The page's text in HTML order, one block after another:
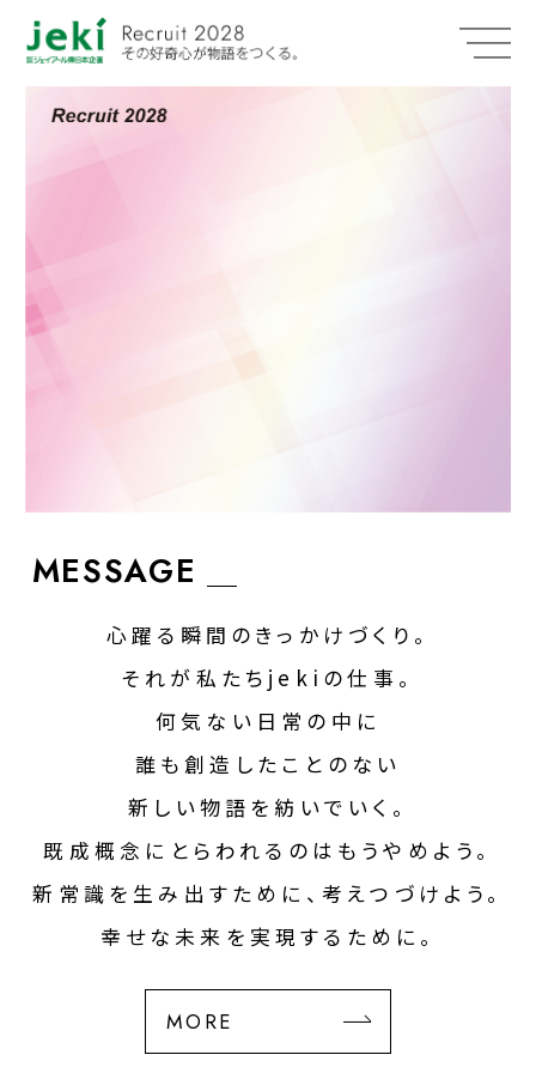
MESSAGE
心躍る瞬間のきっかけづくり。
それが私たちjekiの仕事。
何気ない日常の中に
誰も創造したことのない
新しい物語を紡いでいく。
既成概念にとらわれるのはもうやめよう。
新常識を生み出すために、考えつづけよう。
幸せな未来を実現するために。
MORE